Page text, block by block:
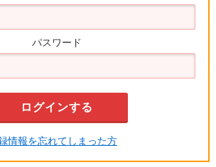
パスワード
情報を忘れてしまった方